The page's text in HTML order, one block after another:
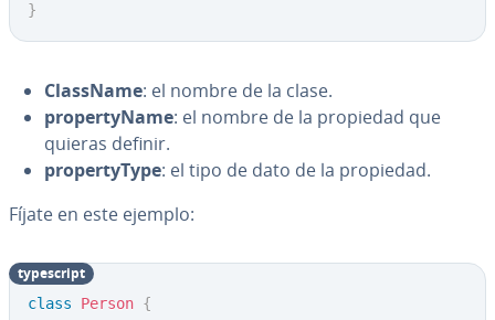
}
ClassName: el nombre de la clase.
pro­pe­r­t­y­Na­me: el nombre de la propiedad que
quieras definir.
pro­pe­r­t­y­T­y­pe: el tipo de dato de la propiedad.
Fíjate en este ejemplo:
class Person {
ty­pe­s­cri­pt